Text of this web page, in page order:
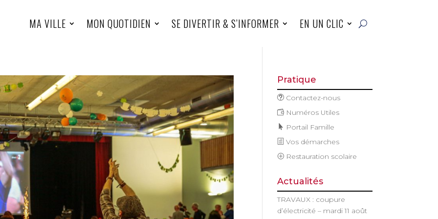
MA VILLE MON QUOTIDIEN SE DIVERTIR & S’INFORMER EN UN CLIC
Pratique
Contactez-nous
Numéros Utiles
Portail Famille
Vos démarches
Restauration scolaire
Actualités
TRAVAUX : coupure
d’électricité – mardi 11 août